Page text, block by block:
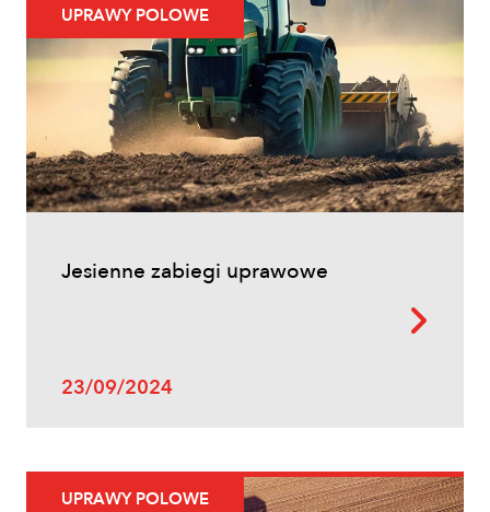
UPRAWY POLOWE
Jesienne zabiegi uprawowe
23/09/2024
UPRAWY POLOWE